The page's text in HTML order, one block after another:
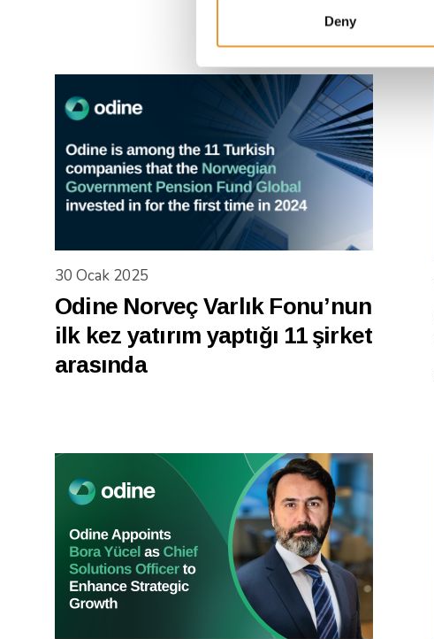
Deny
30 Ocak 2025
Odine Norveç Varlık Fonu’nun
ilk kez yatırım yaptığı 11 şirket
arasında